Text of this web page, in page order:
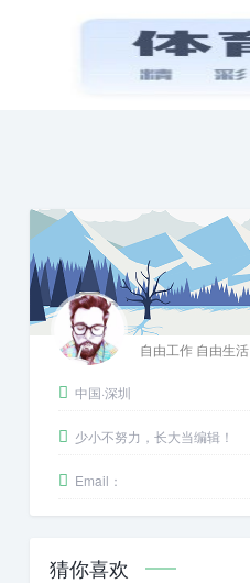
首页
自由工作 自由生活
中国·深圳
少小不努力，长大当编辑！
Email：
猜你喜欢